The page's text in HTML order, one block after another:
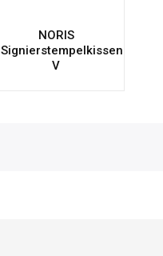
NORIS
Signierstempelkissen
V